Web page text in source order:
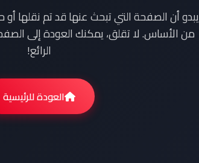
يبدو أن الصفحة التي تبحث عنها قد تم نقلها
من الأساس. لا تقلق، يمكنك العودة إلى
الرائع!
العودة للرئيسية